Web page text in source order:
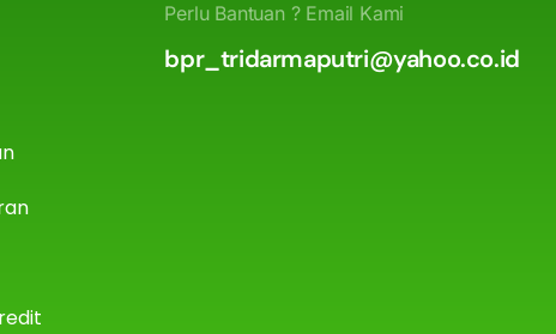
Perlu Bantuan ? Email Kami
bpr_tridarmaputri@yahoo.co.id